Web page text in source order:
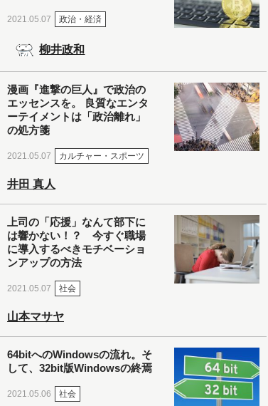
2021.05.07 政治・経済
柳井政和
漫画『進撃の巨人』で政治の
エッセンスを。 良質なエンタ
ーテイメントは「政治離れ」
の処方箋
2021.05.07 カルチャー・スポーツ
井田 真人
上司の「応援」なんて部下に
は響かない！？ 今すぐ職場
に導入するべきモチベーショ
ンアップの方法
2021.05.07 社会
山本マサヤ
64bitへのWindowsの流れ。そ
して、32bit版Windowsの終焉
2021.05.06 社会